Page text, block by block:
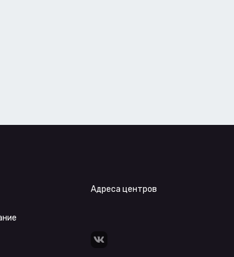
Адреса центров